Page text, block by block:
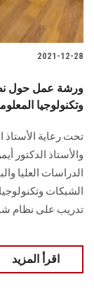
2021-12-28
ورشة عمل حول
وتكنولوجيا
تحت رعاية
والأستاذ
الدراسات العليا
الشبكات
تدريب على نظام
اقرأ المزيد